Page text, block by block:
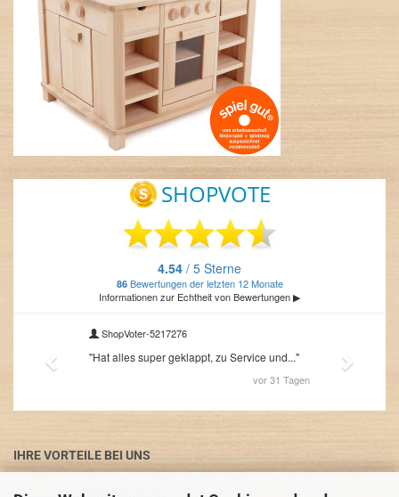
IHRE VORTEILE BEI UNS